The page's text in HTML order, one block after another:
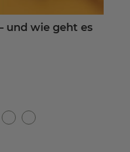
und wie geht es